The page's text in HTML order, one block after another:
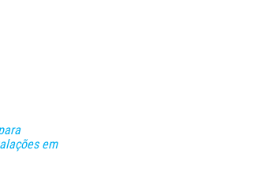
em